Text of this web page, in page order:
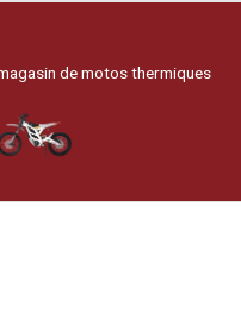
de motos thermiques